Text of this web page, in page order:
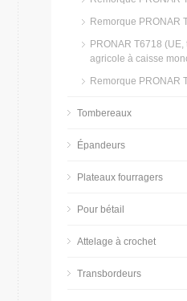
Remorque PRONAR
PRONAR T6718
agricole à caisse
Remorque PRONAR
Tombereaux
Épandeurs
Plateaux fourragers
Pour bétail
Attelage à crochet
Transbordeurs